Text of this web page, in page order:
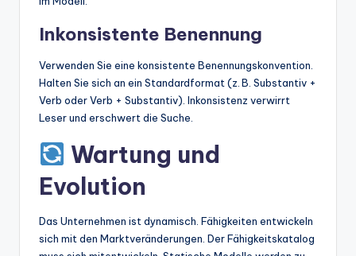
Inkonsistente Benennung
Verwenden Sie eine konsistente Benennungskonvention.
Halten Sie sich an ein Standardformat (z. B. Substantiv +
Verb oder Verb + Substantiv). Inkonsistenz verwirrt
Leser und erschwert die Suche.
Wartung und
Evolution
Das Unternehmen ist dynamisch. Fähigkeiten entwickeln
sich mit den Marktveränderungen. Der Fähigkeitskatalog